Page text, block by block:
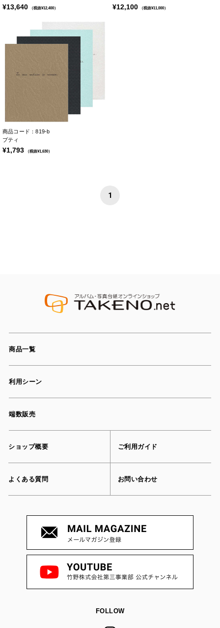
¥13,640 （税抜¥12,400） ¥12,100 （税抜¥11,000）
商品コード：819-b
プティ
¥1,793 （税抜¥1,630）
1
商品一覧
利用シーン
端数販売
ショップ概要 ご利用ガイド
よくある質問 お問い合わせ
FOLLOW